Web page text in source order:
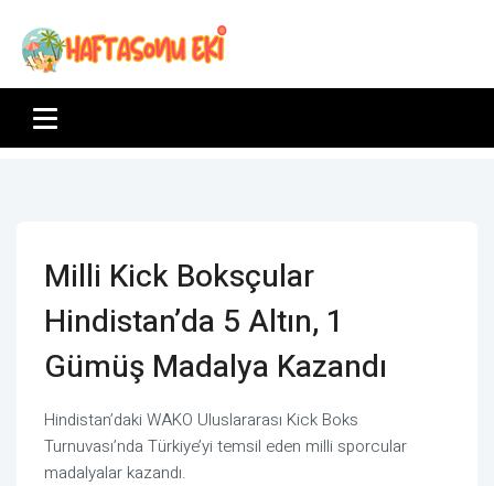
Milli Kick Boksçular
Hindistan’da 5 Altın, 1
Gümüş Madalya Kazandı
Hindistan’daki WAKO Uluslararası Kick Boks
Turnuvası’nda Türkiye’yi temsil eden milli sporcular
madalyalar kazandı.